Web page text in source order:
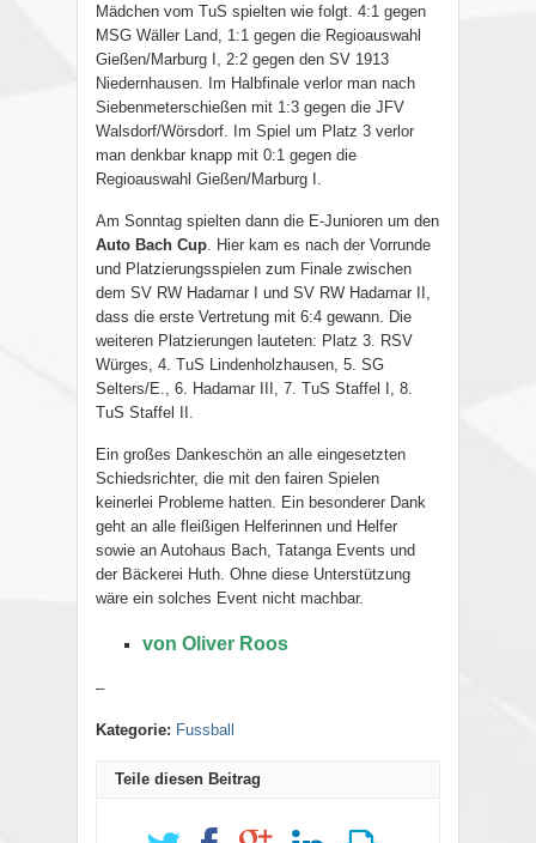
Mädchen vom TuS spielten wie folgt. 4:1 gegen
MSG Wäller Land, 1:1 gegen die Regioauswahl
Gießen/Marburg I, 2:2 gegen den SV 1913
Niedernhausen. Im Halbfinale verlor man nach
Siebenmeterschießen mit 1:3 gegen die JFV
Walsdorf/Wörsdorf. Im Spiel um Platz 3 verlor
man denkbar knapp mit 0:1 gegen die
Regioauswahl Gießen/Marburg I.
Am Sonntag spielten dann die E-Junioren um den
Auto Bach Cup . Hier kam es nach der Vorrunde
und Platzierungsspielen zum Finale zwischen
dem SV RW Hadamar I und SV RW Hadamar II,
dass die erste Vertretung mit 6:4 gewann. Die
weiteren Platzierungen lauteten: Platz 3. RSV
Würges, 4. TuS Lindenholzhausen, 5. SG
Selters/E., 6. Hadamar III, 7. TuS Staffel I, 8.
TuS Staffel II.
Ein großes Dankeschön an alle eingesetzten
Schiedsrichter, die mit den fairen Spielen
keinerlei Probleme hatten. Ein besonderer Dank
geht an alle fleißigen Helferinnen und Helfer
sowie an Autohaus Bach, Tatanga Events und
der Bäckerei Huth. Ohne diese Unterstützung
wäre ein solches Event nicht machbar.
von Oliver Roos
–
Kategorie: Fussball
Teile diesen Beitrag